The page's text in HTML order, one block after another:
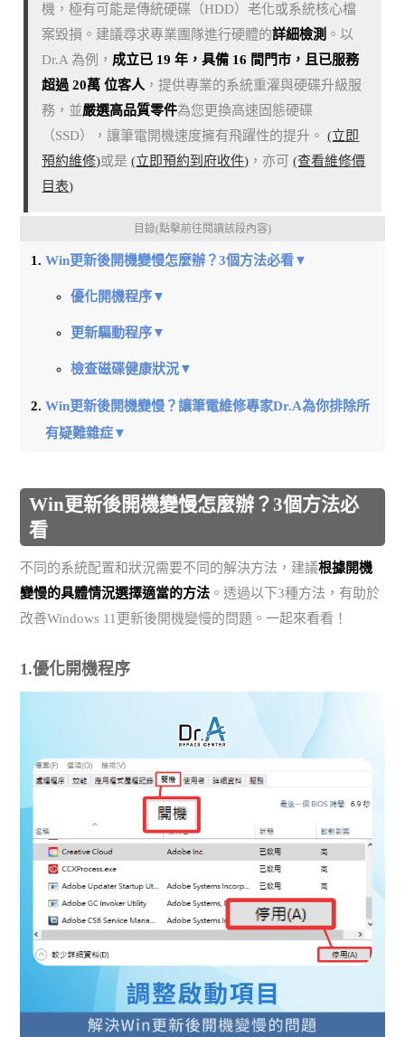
機，極有可能是傳統硬碟（HDD）老化或系統核心檔
案毀損。建議尋求專業團隊進行硬體的詳細檢測 。以
Dr.A 為例， 成立已 19 年，具備 16 間門市，且已服務
超過 20萬 位客人 ，提供專業的系統重灌與硬碟升級服
務，並嚴選高品質零件為您更換高速固態硬碟
（SSD），讓筆電開機速度擁有飛躍性的提升。(立即
預約維修)或是(立即預約到府收件) ，亦可(查看維修價
目表)
目錄(點擊前往閱讀該段內容)
Win更新後開機變慢怎麼辦？3個方法必看▼
優化開機程序▼
更新驅動程序▼
檢查磁碟健康狀況▼
Win更新後開機變慢？讓筆電維修專家Dr.A為你排除所
有疑難雜症▼
Win更新後開機變慢怎麼辦？3個方法必
看
不同的系統配置和狀況需要不同的解決方法，建議根據開機
變慢的具體情況選擇適當的方法 。透過以下3種方法，有助於
改善Windows 11更新後開機變慢的問題。一起來看看！
1.優化開機程序